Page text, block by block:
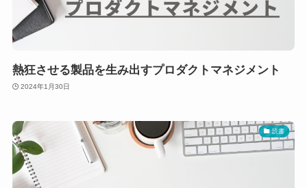
熱狂させる製品を生み出すプロダクトマネジメント
2024年1月30日
読書